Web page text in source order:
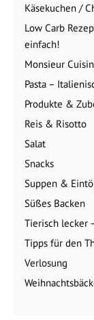
Käsekuchen /
Low Carb
einfach!
Monsieur
Pasta –
Produkte &
Reis & Risotto
Salat
Snacks
Suppen &
Süßes Backen
Tierisch lecker
Tipps für den
Verlosung